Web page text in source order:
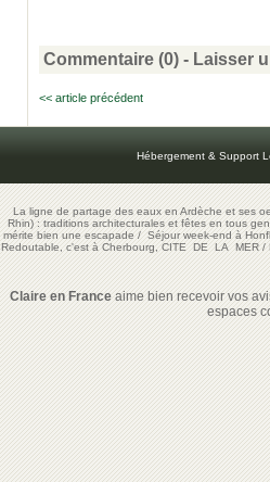
Commentaire (0) - Laisser
<< article précédent
Hébergement & Support
La ligne de partage des eaux en Ardèche et ses
Rhin) : traditions architecturales et fêtes en tous
mérite bien une escapade/Séjour week-end à
Redoutable, c'est à Cherbourg, CITE DE LA MER/
Claire en Franceaime bien recevoir vos
espaces